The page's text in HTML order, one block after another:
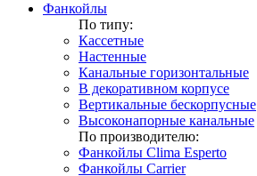
Фанкойлы
По типу:
Кассетные
Настенные
Канальные горизонтальные
В декоративном корпусе
Вертикальные бескорпусные
Высоконапорные канальные
По производителю:
Фанкойлы Clima Esperto
Фанкойлы Carrier